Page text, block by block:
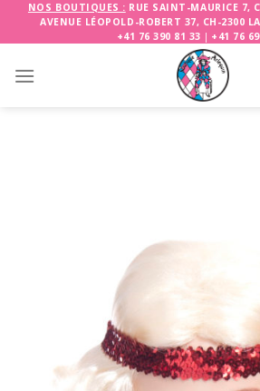
NOS BOUTIQUES : RUE SAINT-MAURICE 7,
AVENUE LÉOPOLD-ROBERT 37, CH-2300
+41 76 390 81 33 | +41 76